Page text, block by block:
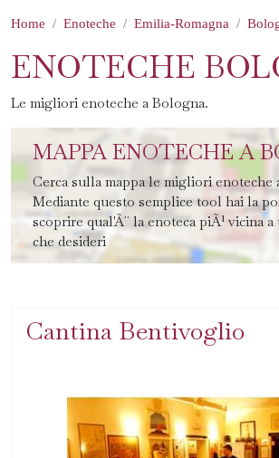
Home Enoteche Emilia-Romagna
ENOTECHE
Le migliori enoteche a Bologna.
MAPPA ENOTECHE A
Cerca sulla mappa le migliori enoteche
Mediante questo semplice tool hai la
scoprire qual'Ã¨ la enoteca piÃ¹ vicina
che desideri
Cantina Bentivoglio